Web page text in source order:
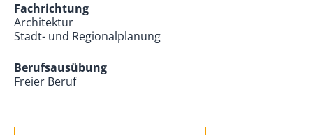
Fachrichtung
Architektur
Stadt- und Regionalplanung
Berufsausübung
Freier Beruf